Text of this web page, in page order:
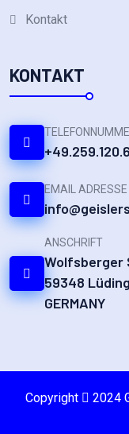
Kontakt
KONTAKT
EMAIL ADRESSE
ANSCHRIFT
Wolfsberger
59348
GERMANY
Copyright
2024